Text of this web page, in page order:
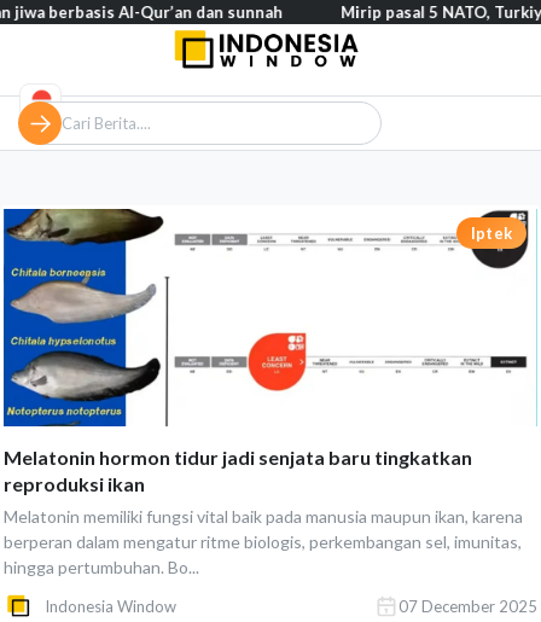
Iptek
Melatonin hormon tidur jadi senjata baru tingkatkan
reproduksi ikan
Melatonin memiliki fungsi vital baik pada manusia maupun ikan, karena
berperan dalam mengatur ritme biologis, perkembangan sel, imunitas,
hingga pertumbuhan. Bo...
Indonesia Window 07 December 2025
jiwa berbasis Al-Qur’an dan sunnah Mirip pasal 5 NATO,